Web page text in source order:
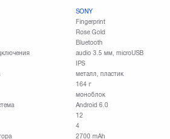
SONY
Fingerprint
Rose Gold
Bluetooth
audio 3.5 мм, microUSB
IPS
металл, пластик
164 г
моноблок
Android 6.0
12
4
2700 mAh